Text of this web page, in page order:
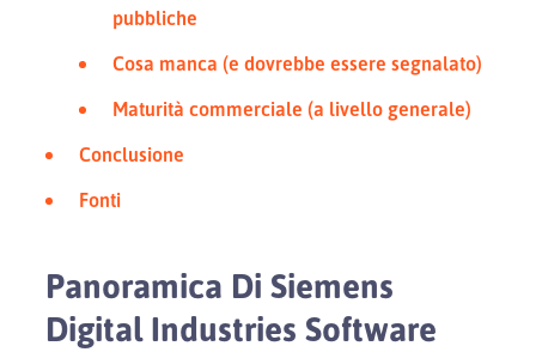
pubbliche
Cosa manca (e dovrebbe essere segnalato)
Maturità commerciale (a livello generale)
Conclusione
Fonti
Panoramica Di Siemens
Digital Industries Software